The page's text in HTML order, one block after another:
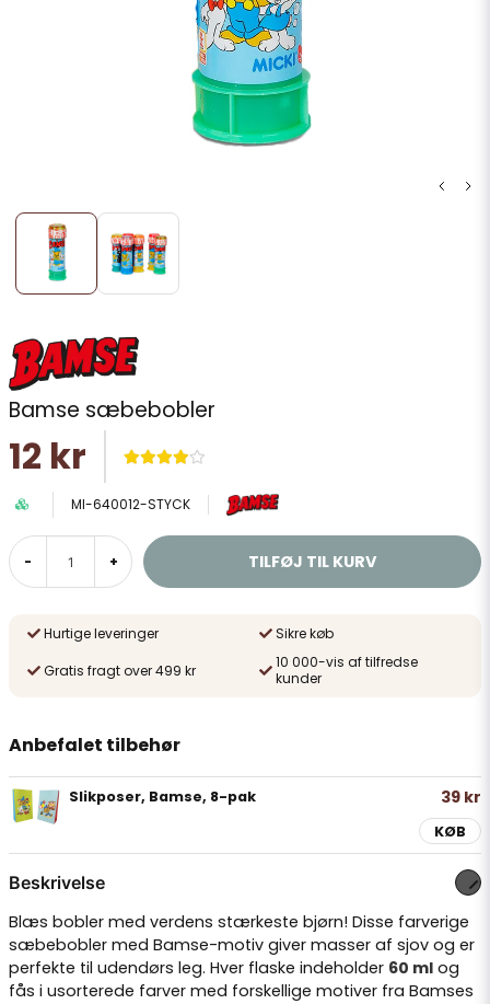
Bamse sæbebobler
12 kr
MI-640012-STYCK
- + TILFØJ TIL KURV
Hurtige leveringer
Sikre køb
Gratis fragt over 499 kr
10 000-vis af tilfredse
kunder
Anbefalet tilbehør
Slikposer, Bamse, 8-pak 39 kr
KØB
Beskrivelse
Blæs bobler med verdens stærkeste bjørn! Disse farverige
sæbebobler med Bamse-motiv giver masser af sjov og er
perfekte til udendørs leg. Hver flaske indeholder 60 ml og
fås i usorterede farver med forskellige motiver fra Bamses